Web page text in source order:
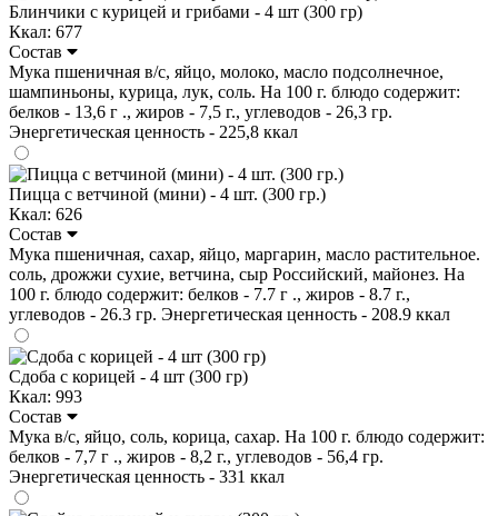
Блинчики с курицей и грибами - 4 шт (300 гр)
Ккал: 677
Состав
Мука пшеничная в/с, яйцо, молоко, масло подсолнечное,
шампиньоны, курица, лук, соль. На 100 г. блюдо содержит:
белков - 13,6 г ., жиров - 7,5 г., углеводов - 26,3 гр.
Энергетическая ценность - 225,8 ккал
Пицца с ветчиной (мини) - 4 шт. (300 гр.)
Ккал: 626
Состав
Мука пшеничная, сахар, яйцо, маргарин, масло растительное.
соль, дрожжи сухие, ветчина, сыр Российский, майонез. На
100 г. блюдо содержит: белков - 7.7 г ., жиров - 8.7 г.,
углеводов - 26.3 гр. Энергетическая ценность - 208.9 ккал
Сдоба с корицей - 4 шт (300 гр)
Ккал: 993
Состав
Мука в/с, яйцо, соль, корица, сахар. На 100 г. блюдо содержит:
белков - 7,7 г ., жиров - 8,2 г., углеводов - 56,4 гр.
Энергетическая ценность - 331 ккал